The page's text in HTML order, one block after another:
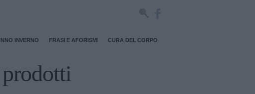
INVERNO FRASI E AFORISMI CURA DEL CORPO